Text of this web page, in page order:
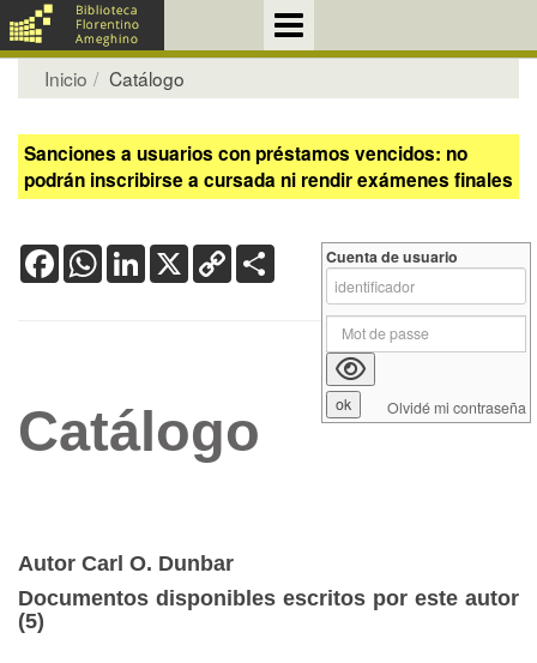
Inicio Catálogo
Sanciones a usuarios con préstamos vencidos: no
podrán inscribirse a cursada ni rendir exámenes finales
FacebookWhatsApp
LinkedIn
X Copy
Link
Catálogo
Autor Carl O. Dunbar
Documentos disponibles escritos por este autor
(5)
Cuenta de usuario
Olvidé mi contraseña